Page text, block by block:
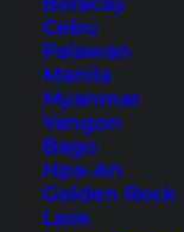
Cebu
Palawan
Manila
Myanmar
Yangon
Bago
Hpa-An
Golden Rock
Laos
Hier findest du
über den
Südostasien